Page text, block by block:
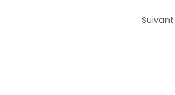
Suivant